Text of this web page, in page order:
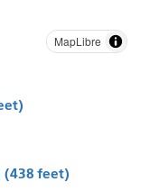
MapLibre
(438 feet)